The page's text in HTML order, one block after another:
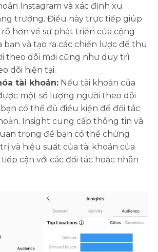
Instagram và xác định xu
trưởng. Điều này trực tiếp giúp
hơn về sự phát triển của cộng
bạn và tạo ra các chiến lược để thu
theo dõi mới cũng như duy trì
dõi hiện tại.
tài khoản: Nếu tài khoản của
một số lượng người theo dõi
có thể đủ điều kiện để đối tác
Insight cung cấp thông tin và
trọng để bạn có thể chứng
và hiệu suất của tài khoản của
cận với các đối tác hoặc nhãn